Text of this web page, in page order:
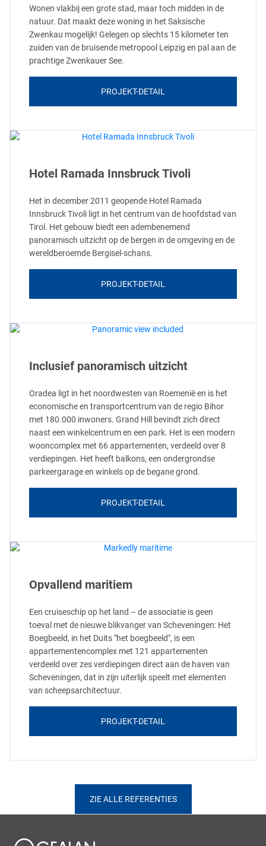
Wonen vlakbij een grote stad, maar toch midden in de
natuur. Dat maakt deze woning in het Saksische
Zwenkau mogelijk! Gelegen op slechts 15 kilometer ten
zuiden van de bruisende metropool Leipzig en pal aan de
prachtige Zwenkauer See.
PROJEKT-DETAIL
Hotel Ramada Innsbruck Tivoli
Het in december 2011 geopende Hotel Ramada
Innsbruck Tivoli ligt in het centrum van de hoofdstad van
Tirol. Het gebouw biedt een adembenemend
panoramisch uitzicht op de bergen in de omgeving en de
wereldberoemde Bergisel-schans.
PROJEKT-DETAIL
Inclusief panoramisch uitzicht
Oradea ligt in het noordwesten van Roemenië en is het
economische en transportcentrum van de regio Bihor
met 180.000 inwoners. Grand Hill bevindt zich direct
naast een winkelcentrum en een park. Het is een modern
wooncomplex met 66 appartementen, verdeeld over 8
verdiepingen. Het heeft balkons, een ondergrondse
parkeergarage en winkels op de begane grond.
PROJEKT-DETAIL
Opvallend maritiem
Een cruiseschip op het land – de associatie is geen
toeval met de nieuwe blikvanger van Scheveningen: Het
Boegbeeld, in het Duits "het boegbeeld", is een
appartementencomplex met 121 appartementen
verdeeld over zes verdiepingen direct aan de haven van
Scheveningen, dat in zijn uiterlijk speelt met elementen
van scheepsarchitectuur.
PROJEKT-DETAIL
ZIE ALLE REFERENTIES